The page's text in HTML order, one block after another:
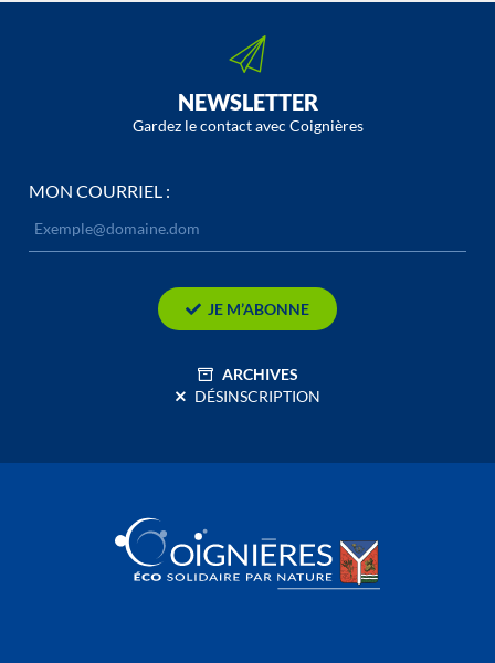
NEWSLETTER
Gardez le contact avec Coignières
MON COURRIEL :
JE M’ABONNE
ARCHIVES
DÉSINSCRIPTION